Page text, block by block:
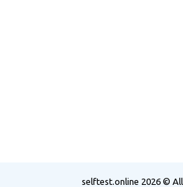
selftest.online 2026 © All